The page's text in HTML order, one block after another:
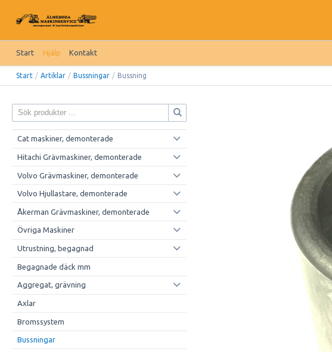
Start Hjälp Kontakt
Start / Artiklar / Bussningar / Bussning
Cat maskiner, demonterade
Hitachi Grävmaskiner, demonterade
Volvo Grävmaskiner, demonterade
Volvo Hjullastare, demonterade
Åkerman Grävmaskiner, demonterade
Övriga Maskiner
Utrustning, begagnad
Begagnade däck mm
Aggregat, grävning
Axlar
Bromssystem
Bussningar